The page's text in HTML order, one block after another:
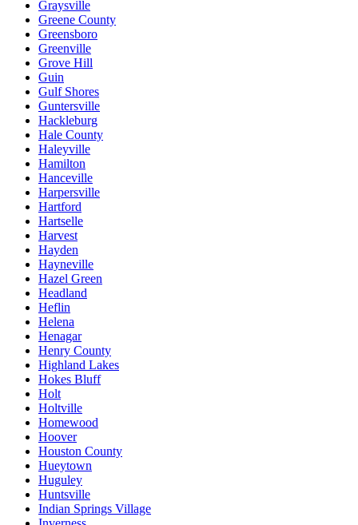
Graysville
Greene County
Greensboro
Greenville
Grove Hill
Guin
Gulf Shores
Guntersville
Hackleburg
Hale County
Haleyville
Hamilton
Hanceville
Harpersville
Hartford
Hartselle
Harvest
Hayden
Hayneville
Hazel Green
Headland
Heflin
Helena
Henagar
Henry County
Highland Lakes
Hokes Bluff
Holt
Holtville
Homewood
Hoover
Houston County
Hueytown
Huguley
Huntsville
Indian Springs Village